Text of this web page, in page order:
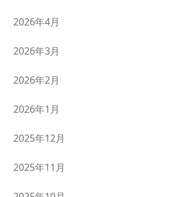
2026年4月
2026年3月
2026年2月
2026年1月
2025年12月
2025年11月